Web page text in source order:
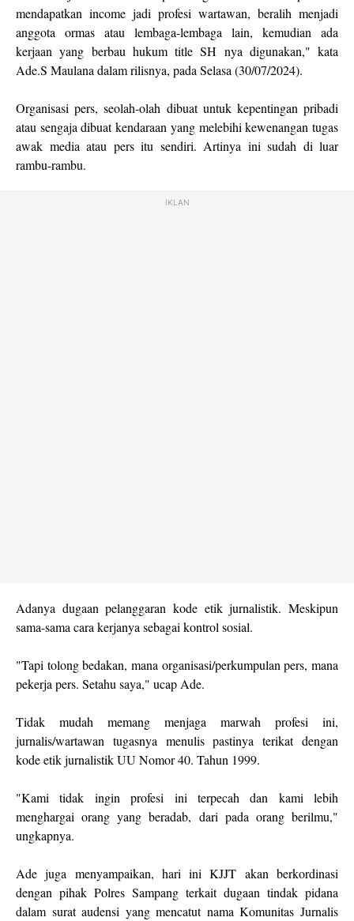
mendapatkan income jadi profesi wartawan, beralih menjadi
anggota ormas atau lembaga-lembaga lain, kemudian ada
kerjaan yang berbau hukum title SH nya digunakan," kata
Ade.S Maulana dalam rilisnya, pada Selasa (30/07/2024).
Organisasi pers, seolah-olah dibuat untuk kepentingan pribadi
atau sengaja dibuat kendaraan yang melebihi kewenangan tugas
awak media atau pers itu sendiri. Artinya ini sudah di luar
rambu-rambu.
IKLAN
Adanya dugaan pelanggaran kode etik jurnalistik. Meskipun
sama-sama cara kerjanya sebagai kontrol sosial.
"Tapi tolong bedakan, mana organisasi/perkumpulan pers, mana
pekerja pers. Setahu saya," ucap Ade.
Tidak mudah memang menjaga marwah profesi ini,
jurnalis/wartawan tugasnya menulis pastinya terikat dengan
kode etik jurnalistik UU Nomor 40. Tahun 1999.
"Kami tidak ingin profesi ini terpecah dan kami lebih
menghargai orang yang beradab, dari pada orang berilmu,"
ungkapnya.
Ade juga menyampaikan, hari ini KJJT akan berkordinasi
dengan pihak Polres Sampang terkait dugaan tindak pidana
dalam surat audensi yang mencatut nama Komunitas Jurnalis